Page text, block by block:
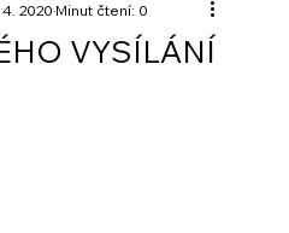
VYSÍLÁNÍ
2020Minut čtení: 0